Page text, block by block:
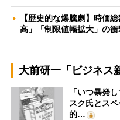
【歴史的な爆騰劇】時価
高」「制限値幅拡大」の
大前研一「ビジネス
「いつ暴発
スク氏とス
的…